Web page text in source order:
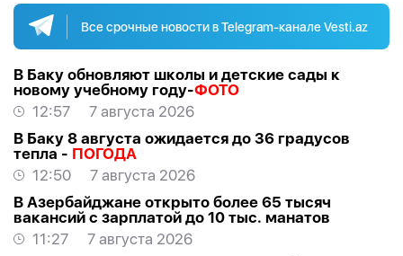
Все срочные новости в Telegram-канале Vesti.az
В Баку обновляют школы и детские сады к
новому учебному году-ФОТО
12:57
7 августа 2026
В Баку 8 августа ожидается до 36 градусов
тепла - ПОГОДА
12:50
7 августа 2026
В Азербайджане открыто более 65 тысяч
вакансий с зарплатой до 10 тыс. манатов
11:27
7 августа 2026